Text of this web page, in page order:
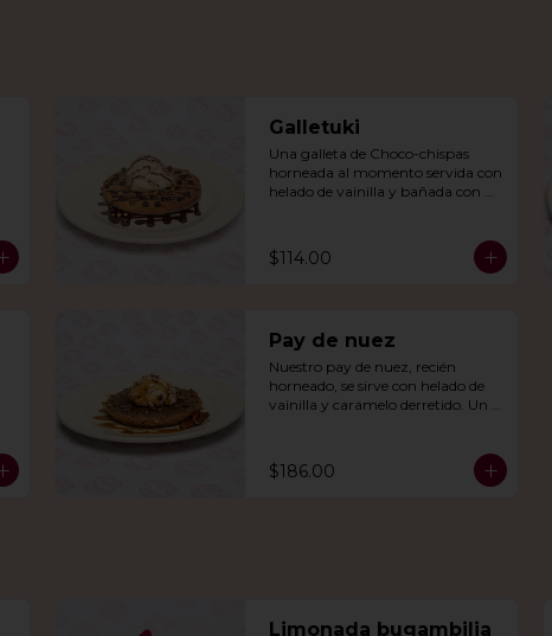
Galletuki
Una galleta de Choco-chispas
horneada al momento servida con
helado de vainilla y bañada con
$114.00
Pay de nuez
Nuestro pay de nuez, recién
horneado, se sirve con helado de
vainilla y caramelo derretido. Un
$186.00
Limonada bugambilia